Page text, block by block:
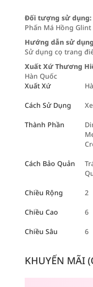
Đối tượng sử dụng:
Phấn Má Hồng
Hướng dẫn sử
Sử dụng cọ trang
Xuất Xứ Thương
Hàn Quốc
Xuất Xứ
Cách Sử Dụng
Thành Phần
Cách Bảo Quản
Chiều Rộng 2
Chiều Cao 6
Chiều Sâu 6
KHUYẾN MÃI